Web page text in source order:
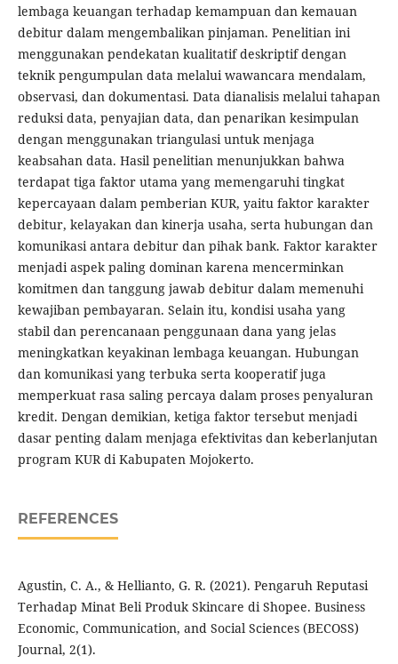
lembaga keuangan terhadap kemampuan dan kemauan
debitur dalam mengembalikan pinjaman. Penelitian ini
menggunakan pendekatan kualitatif deskriptif dengan
teknik pengumpulan data melalui wawancara mendalam,
observasi, dan dokumentasi. Data dianalisis melalui tahapan
reduksi data, penyajian data, dan penarikan kesimpulan
dengan menggunakan triangulasi untuk menjaga
keabsahan data. Hasil penelitian menunjukkan bahwa
terdapat tiga faktor utama yang memengaruhi tingkat
kepercayaan dalam pemberian KUR, yaitu faktor karakter
debitur, kelayakan dan kinerja usaha, serta hubungan dan
komunikasi antara debitur dan pihak bank. Faktor karakter
menjadi aspek paling dominan karena mencerminkan
komitmen dan tanggung jawab debitur dalam memenuhi
kewajiban pembayaran. Selain itu, kondisi usaha yang
stabil dan perencanaan penggunaan dana yang jelas
meningkatkan keyakinan lembaga keuangan. Hubungan
dan komunikasi yang terbuka serta kooperatif juga
memperkuat rasa saling percaya dalam proses penyaluran
kredit. Dengan demikian, ketiga faktor tersebut menjadi
dasar penting dalam menjaga efektivitas dan keberlanjutan
program KUR di Kabupaten Mojokerto.
REFERENCES
Agustin, C. A., & Hellianto, G. R. (2021). Pengaruh Reputasi
Terhadap Minat Beli Produk Skincare di Shopee. Business
Economic, Communication, and Social Sciences (BECOSS)
Journal, 2(1).